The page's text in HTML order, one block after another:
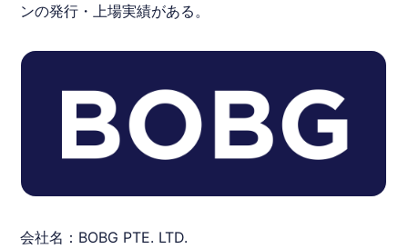
ンの発行・上場実績がある。
会社名： BOBG PTE. LTD.